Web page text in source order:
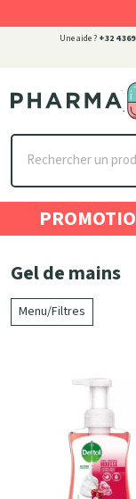
Une aide ? +32 4
Pharmaone Votre
Gel de mains
Menu/Filtres